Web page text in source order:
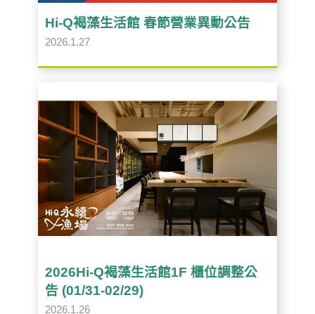
Hi-Q褐藻生活館 春節營業異動公告
2026.1.27
2026Hi-Q褐藻生活館1F 櫃位調整公
告 (01/31-02/29)
2026.1.26